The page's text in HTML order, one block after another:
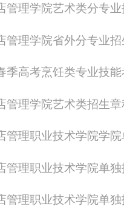
管理学院艺术类分专
管理学院省外分专业
管理学院艺术类招生章